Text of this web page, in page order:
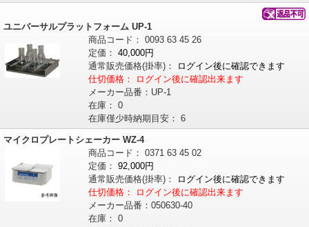
ユニバーサルプラットフォーム UP-1
商品コード： 0093 63 45 26
定価： 40,000円
通常販売価格(掛率)：
ログイン後に確認できます
仕切価格：
ログイン後に確認出来ます
メーカー品番： UP-1
在庫： 0
在庫僅少時納期目安： 6
マイクロプレートシェーカー WZ-4
商品コード： 0371 63 45 02
定価： 92,000円
通常販売価格(掛率)：
ログイン後に確認できます
仕切価格：
ログイン後に確認出来ます
メーカー品番： 050630-40
在庫： 0